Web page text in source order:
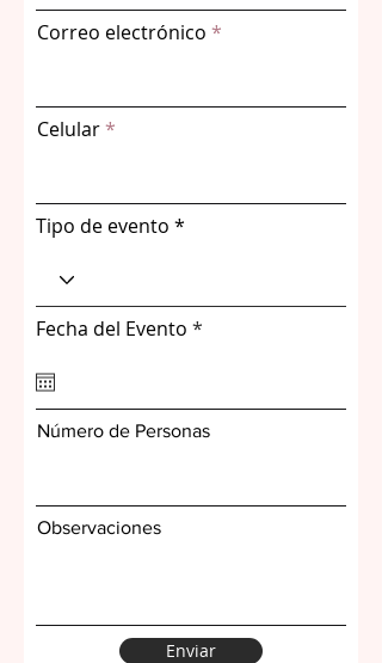
Correo electrónico
Celular
Tipo de evento
Fecha del Evento *
i
r
e
Número de Personas
Observaciones
Enviar